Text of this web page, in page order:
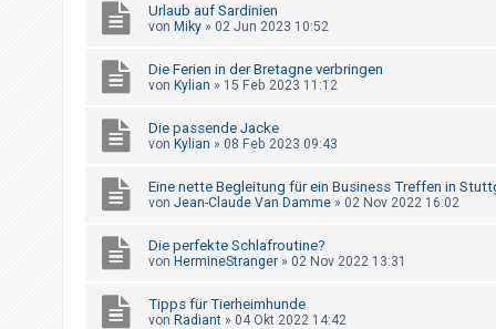
Urlaub auf Sardinien
von Miky » 02 Jun 2023 10:52
Die Ferien in der Bretagne verbringen
von Kylian » 15 Feb 2023 11:12
Die passende Jacke
von Kylian » 08 Feb 2023 09:43
Eine nette Begleitung für ein Business Treffen in
von Jean-Claude Van Damme » 02 Nov 2022 16:02
Die perfekte Schlafroutine?
von HermineStranger » 02 Nov 2022 13:31
Tipps für Tierheimhunde
von Radiant » 04 Okt 2022 14:42